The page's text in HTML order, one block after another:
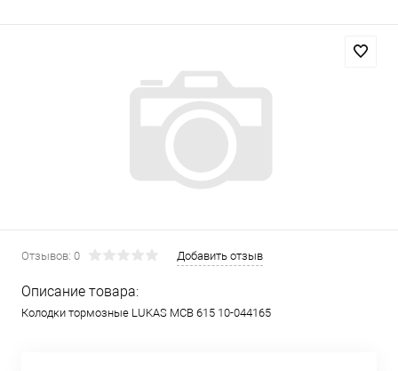
Отзывов: 0 Добавить отзыв
Описание товара:
Колодки тормозные LUKAS MCB 615 10-044165